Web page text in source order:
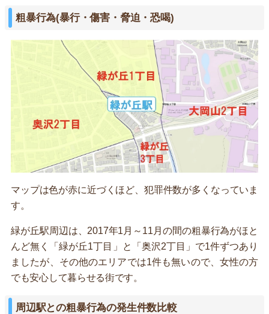
粗暴行為(暴行・傷害・脅迫・恐喝)
マップは色が赤に近づくほど、犯罪件数が多くなっていま
す。
緑が丘駅周辺は、2017年1月～11月の間の粗暴行為がほと
んど無く「緑が丘1丁目」と「奥沢2丁目」で1件ずつあり
ましたが、その他のエリアでは1件も無いので、女性の方
でも安心して暮らせる街です。
周辺駅との粗暴行為の発生件数比較